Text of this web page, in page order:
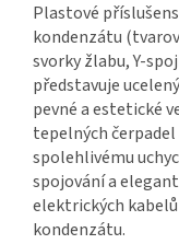
Plastové
kondenzátu
svorky žlabu, Y-
představuje
pevné a estetické
tepelných čerpadel
spolehlivému
spojování a
elektrických
kondenzátu.